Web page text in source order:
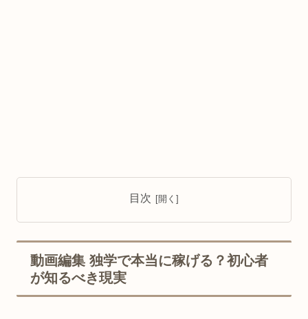
目次
動画編集 独学で本当に稼げる？初心者
が知るべき現実